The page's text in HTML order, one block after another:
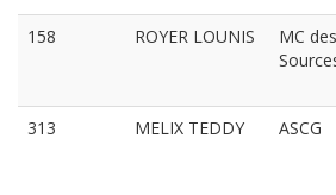
158 ROYER LOUNIS
MC des
313 MELIX TEDDY ASCG